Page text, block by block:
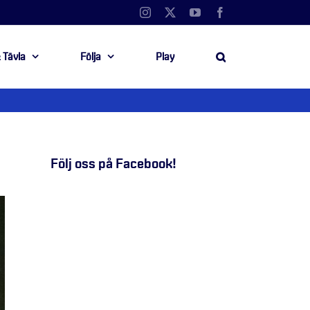
Instagram YouTube
Tävla Följa Play
Följ oss på Facebook!